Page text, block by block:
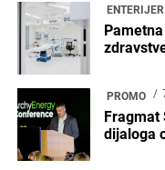
ENTERIJER
PROMO
Fragmat
dijaloga